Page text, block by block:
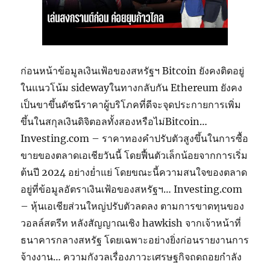
ก่อนหน้าข้อมูลเงินเฟ้อของสหรัฐฯ Bitcoin ยังคงติดอยู่
ในแนวโน้ม sidewayในทางกลับกัน Ethereum ยังคง
เป็นขาขึ้นดัชนีราคาผู้บริโภคที่ดีจะจุดประกายการเพิ่ม
ขึ้นในสกุลเงินดิจิตอลทั้งสองหรือไม่Bitcoin…
Investing.com – ราคาทองคำปรับตัวสูงขึ้นในการซื้อ
ขายของตลาดเอเชียวันนี้ โดยฟื้นตัวเล็กน้อยจากการเริ่ม
ต้นปี 2024 อย่างย่ำแย่ โดยขณะนี้ความสนใจของตลาด
อยู่ที่ข้อมูลอัตราเงินเฟ้อของสหรัฐฯ… Investing.com
– หุ้นเอเชียส่วนใหญ่ปรับตัวลดลง ตามการขาดทุนของ
วอลล์สตรีท หลังสัญญาณเชิง hawkish จากเจ้าหน้าที่
ธนาคารกลางสหรัฐ โดยเฉพาะอย่างยิ่งก่อนรายงานการ
จ้างงาน… ความกังวลเรื่องภาวะเศรษฐกิจถดถอยกำลัง